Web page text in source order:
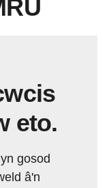
eto.
gosod
â'n